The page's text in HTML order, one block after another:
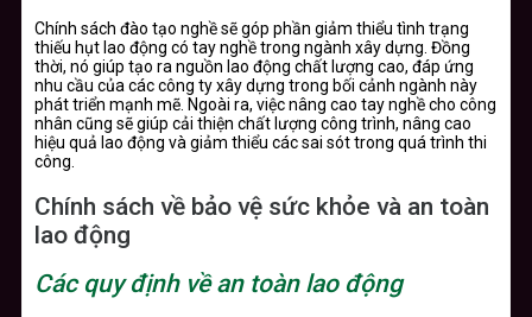
Chính sách đào tạo nghề sẽ góp phần giảm thiểu tình trạng
thiếu hụt lao động có tay nghề trong ngành xây dựng. Đồng
thời, nó giúp tạo ra nguồn lao động chất lượng cao, đáp ứng
nhu cầu của các công ty xây dựng trong bối cảnh ngành này
phát triển mạnh mẽ. Ngoài ra, việc nâng cao tay nghề cho công
nhân cũng sẽ giúp cải thiện chất lượng công trình, nâng cao
hiệu quả lao động và giảm thiểu các sai sót trong quá trình thi
công.
Chính sách về bảo vệ sức khỏe và an toàn
lao động
Các quy định về an toàn lao động